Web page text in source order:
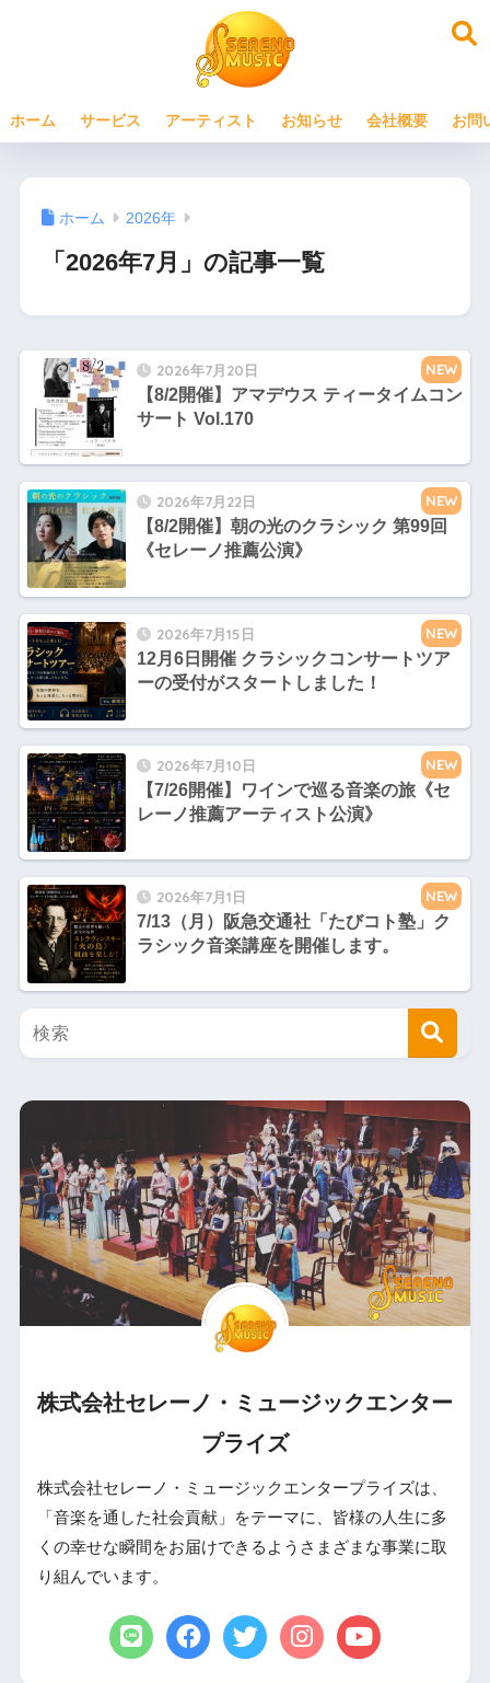
ホーム サービス アーティスト お知らせ 会社概要 お問
ホーム 2026年
「2026年7月」の記事一覧
2026年7月20日
【8/2開催】アマデウス ティータイムコン
サート Vol.170
NEW
2026年7月22日
【8/2開催】朝の光のクラシック 第99回
《セレーノ推薦公演》
NEW
2026年7月15日
12月6日開催 クラシックコンサートツア
ーの受付がスタートしました！
NEW
2026年7月10日
【7/26開催】ワインで巡る音楽の旅《セ
レーノ推薦アーティスト公演》
NEW
2026年7月1日
7/13（月）阪急交通社「たびコト塾」ク
ラシック音楽講座を開催します。
NEW
株式会社セレーノ・ミュージックエンター
プライズ
株式会社セレーノ・ミュージックエンタープライズは、
「音楽を通した社会貢献」をテーマに、皆様の人生に多
くの幸せな瞬間をお届けできるようさまざまな事業に取
り組んでいます。